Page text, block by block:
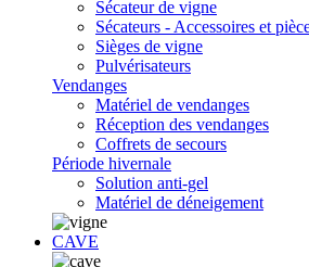
Sécateur de vigne
Sécateurs - Accessoires et
Sièges de vigne
Pulvérisateurs
Vendanges
Matériel de vendanges
Réception des vendanges
Coffrets de secours
Période hivernale
Solution anti-gel
Matériel de déneigement
CAVE